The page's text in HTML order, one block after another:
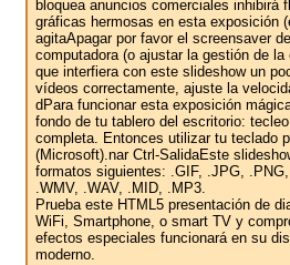
bloquea anuncios comerciales inhibirá
gráficas hermosas en esta exposición
agitaApagar por favor el screensaver
computadora (o ajustar la gestión de la
que interfiera con este slideshow un
vídeos correctamente, ajuste la
dPara funcionar esta exposición
fondo de tu tablero del escritorio:
completa. Entonces utilizar tu teclado
(Microsoft).nar Ctrl-SalidaEste
formatos siguientes: .GIF, .JPG,
.WMV, .WAV, .MID, .MP3.
Prueba este HTML5 presentación de
WiFi, Smartphone, o smart TV y
efectos especiales funcionará en su
moderno.